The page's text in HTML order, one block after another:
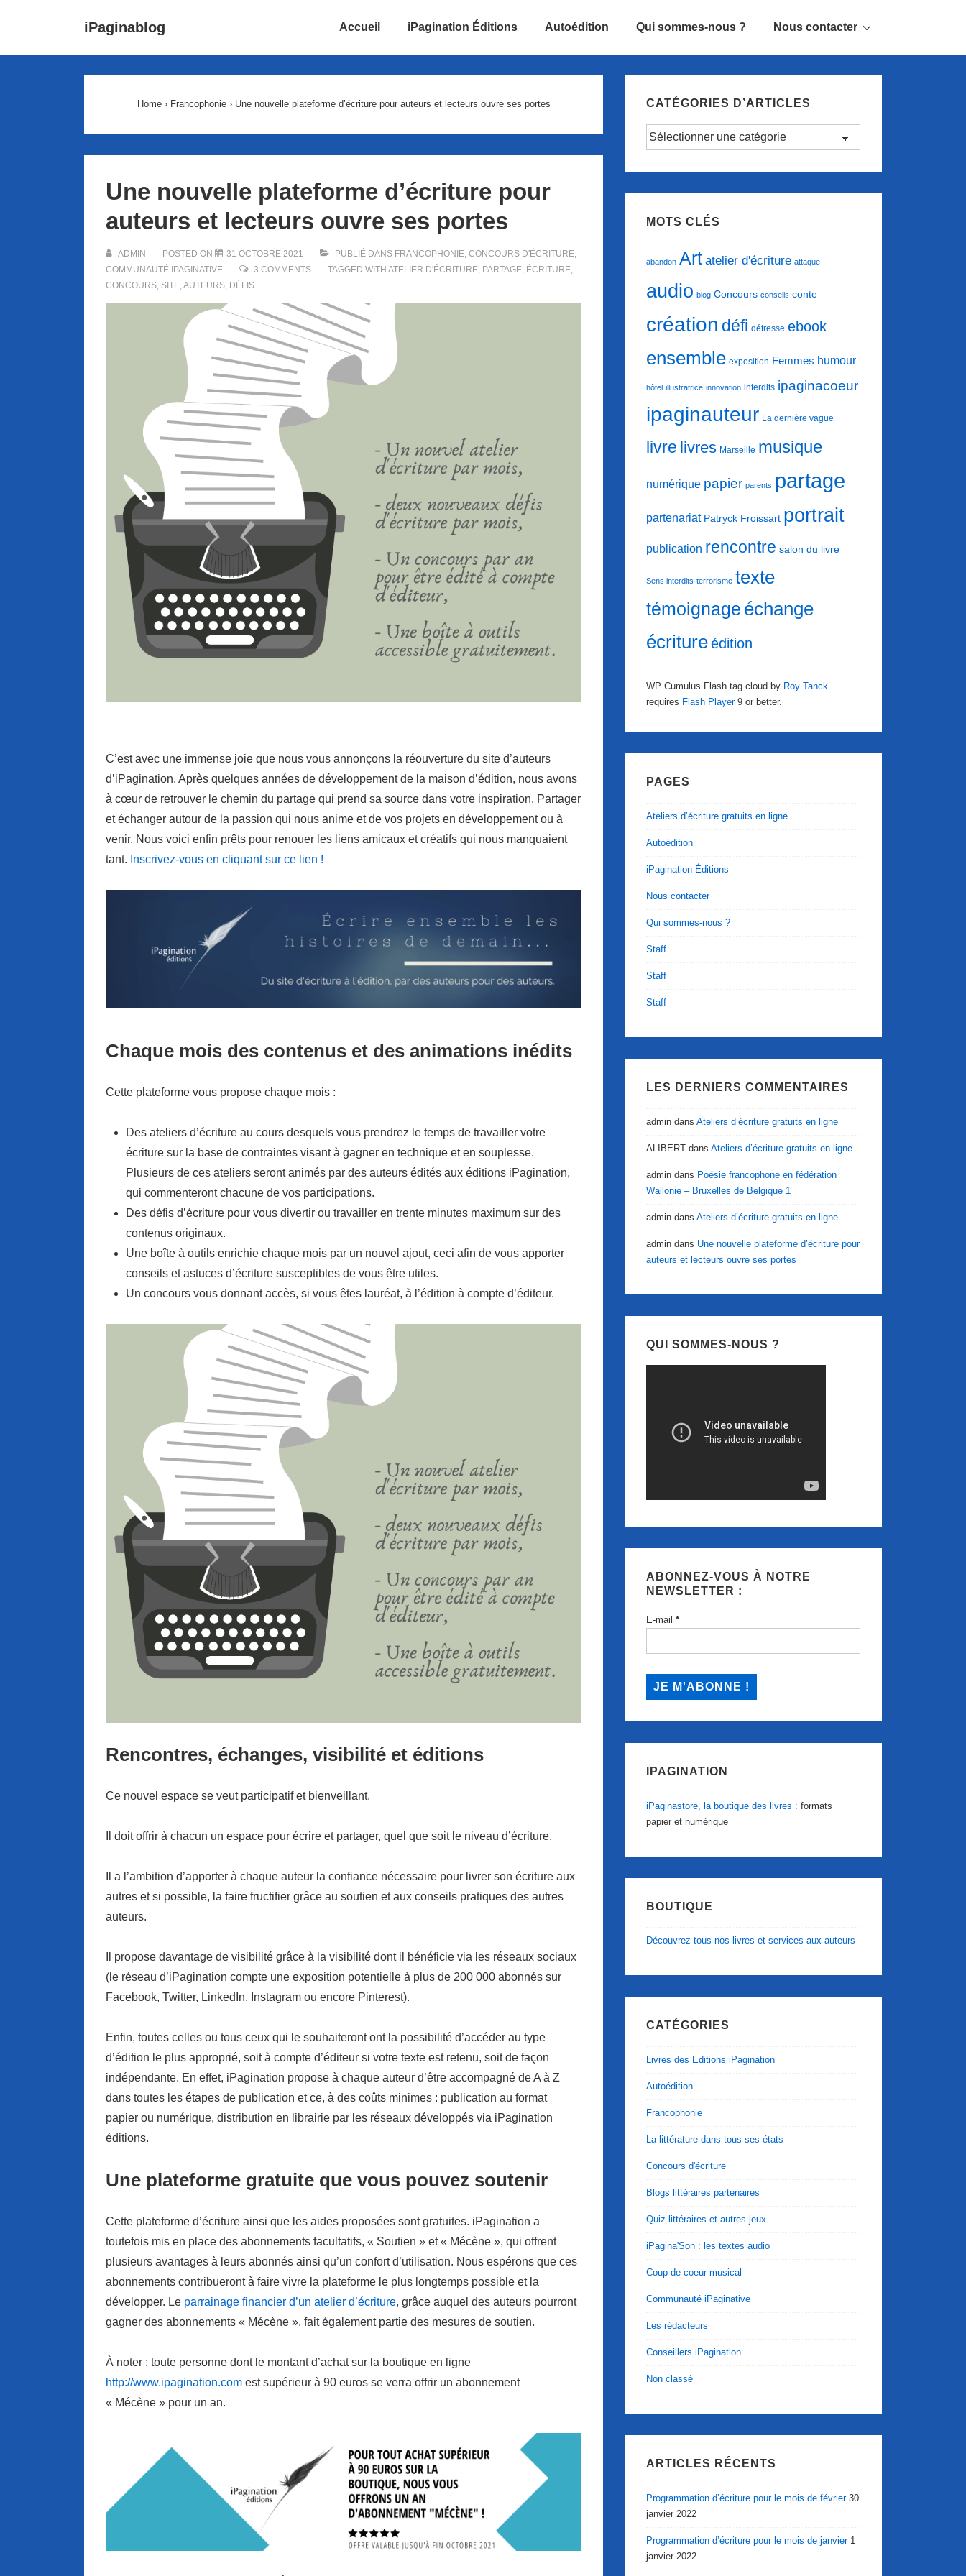
iPaginablog Accueil iPagination Éditions Autoédition Qui sommes-nous ? Nous contacter
Home › Francophonie › Une nouvelle plateforme d’écriture pour auteurs et lecteurs ouvre ses portes
Une nouvelle plateforme d’écriture pour
auteurs et lecteurs ouvre ses portes
ADMIN POSTED ON 31 OCTOBRE 2021 PUBLIÉ DANS FRANCOPHONIE, CONCOURS D'ÉCRITURE,
COMMUNAUTÉ IPAGINATIVE
3 COMMENTS TAGGED WITH ATELIER D'ÉCRITURE, PARTAGE, ÉCRITURE,
CONCOURS, SITE,AUTEURS, DÉFIS
C’est avec une immense joie que nous vous annonçons la réouverture du site d’auteurs
d’iPagination. Après quelques années de développement de la maison d’édition, nous avons
à cœur de retrouver le chemin du partage qui prend sa source dans votre inspiration. Partager
et échanger autour de la passion qui nous anime et de vos projets en développement ou à
venir. Nous voici enfin prêts pour renouer les liens amicaux et créatifs qui nous manquaient
tant. Inscrivez-vous en cliquant sur ce lien !
Chaque mois des contenus et des animations inédits
Cette plateforme vous propose chaque mois :
Des ateliers d’écriture au cours desquels vous prendrez le temps de travailler votre
écriture sur la base de contraintes visant à gagner en technique et en souplesse.
Plusieurs de ces ateliers seront animés par des auteurs édités aux éditions iPagination,
qui commenteront chacune de vos participations.
Des défis d’écriture pour vous divertir ou travailler en trente minutes maximum sur des
contenus originaux.
Une boîte à outils enrichie chaque mois par un nouvel ajout, ceci afin de vous apporter
conseils et astuces d’écriture susceptibles de vous être utiles.
Un concours vous donnant accès, si vous êtes lauréat, à l’édition à compte d’éditeur.
Rencontres, échanges, visibilité et éditions
Ce nouvel espace se veut participatif et bienveillant.
Il doit offrir à chacun un espace pour écrire et partager, quel que soit le niveau d’écriture.
Il a l’ambition d’apporter à chaque auteur la confiance nécessaire pour livrer son écriture aux
autres et si possible, la faire fructifier grâce au soutien et aux conseils pratiques des autres
auteurs.
Il propose davantage de visibilité grâce à la visibilité dont il bénéficie via les réseaux sociaux
(le réseau d’iPagination compte une exposition potentielle à plus de 200 000 abonnés sur
Facebook, Twitter, LinkedIn, Instagram ou encore Pinterest).
Enfin, toutes celles ou tous ceux qui le souhaiteront ont la possibilité d’accéder au type
d’édition le plus approprié, soit à compte d’éditeur si votre texte est retenu, soit de façon
indépendante. En effet, iPagination propose à chaque auteur d’être accompagné de A à Z
dans toutes les étapes de publication et ce, à des coûts minimes : publication au format
papier ou numérique, distribution en librairie par les réseaux développés via iPagination
éditions.
Une plateforme gratuite que vous pouvez soutenir
Cette plateforme d’écriture ainsi que les aides proposées sont gratuites. iPagination a
toutefois mis en place des abonnements facultatifs, « Soutien » et « Mécène », qui offrent
plusieurs avantages à leurs abonnés ainsi qu’un confort d’utilisation. Nous espérons que ces
abonnements contribueront à faire vivre la plateforme le plus longtemps possible et la
développer. Le parrainage financier d’un atelier d’écriture, grâce auquel des auteurs pourront
gagner des abonnements « Mécène », fait également partie des mesures de soutien.
À noter : toute personne dont le montant d’achat sur la boutique en ligne
http://www.ipagination.com est supérieur à 90 euros se verra offrir un abonnement
« Mécène » pour un an.
CATÉGORIES D’ARTICLES
Catégories
MOTS CLÉS
abandon Art atelier d'écriture attaque
audio blog Concours conseils conte
création défi détresse ebook
ensemble exposition Femmes humour
hôtel illustratrice innovation interdits ipaginacoeur
ipaginauteur La dernière vague
livre livres Marseille musique
numérique papier parents partage
partenariat Patryck Froissart portrait
publication rencontre salon du livre
Sens interdits terrorisme texte
témoignage échange
écritureédition
WP Cumulus Flash tag cloud by Roy Tanck
requires Flash Player9 or better.
PAGES
Ateliers d’écriture gratuits en ligne
Autoédition
iPagination Éditions
Nous contacter
Qui sommes-nous ?
Staff
Staff
Staff
LES DERNIERS COMMENTAIRES
admin dansAteliers d’écriture gratuits en ligne
ALIBERT dansAteliers d’écriture gratuits en ligne
admin dans Poésie francophone en fédération
Wallonie – Bruxelles de Belgique 1
admin dansAteliers d’écriture gratuits en ligne
admin dans Une nouvelle plateforme d’écriture pour
auteurs et lecteurs ouvre ses portes
QUI SOMMES-NOUS ?
ABONNEZ-VOUS À NOTRE
NEWSLETTER :
E-mail*
IPAGINATION
iPaginastore, la boutique des livres : formats
papier et numérique
BOUTIQUE
Découvrez tous nos livres et services aux auteurs
CATÉGORIES
Livres des Editions iPagination
Autoédition
Francophonie
La littérature dans tous ses états
Concours d'écriture
Blogs littéraires partenaires
Quiz littéraires et autres jeux
iPagina'Son : les textes audio
Coup de coeur musical
Communauté iPaginative
Les rédacteurs
Conseillers iPagination
Non classé
ARTICLES RÉCENTS
Programmation d’écriture pour le mois de février 30
janvier 2022
Programmation d’écriture pour le mois de janvier 1
janvier 2022